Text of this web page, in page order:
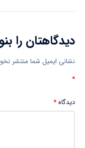
دیدگاهتان را
نشانی ایمیل شما منتشر
*
دیدگاه*